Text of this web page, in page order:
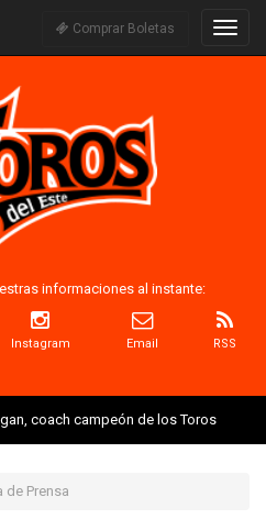
Comprar Boletas
informaciones al instante:
Instagram Email RSS
coach campeón de los Toros
de Prensa